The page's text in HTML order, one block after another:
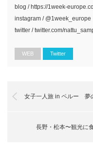
blog / https://1week-
instagram / @1week_europe
twitter / twitter.com/
WEB Twitter
女子一人旅 in ペルー 夢
長野・松本〜観光に